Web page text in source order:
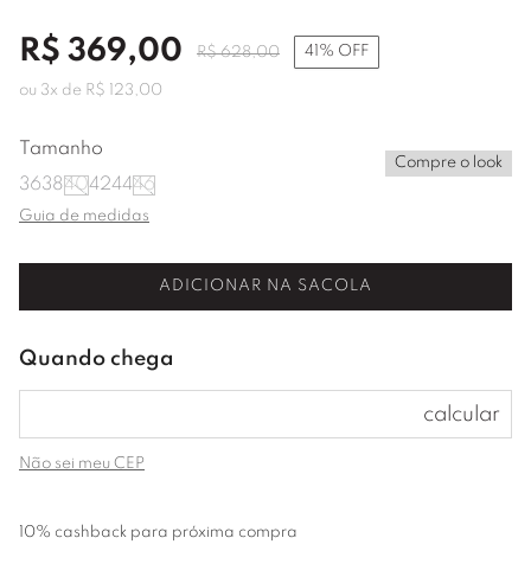
R$ 369,00 R$ 628,00 41% OFF
ou 3x de R$ 123 ,00
Tamanho
363840424446
Compre o look
Guia de medidas
ADICIONAR NA SACOLA
Não sei meu CEP
10% cashback para próxima compra